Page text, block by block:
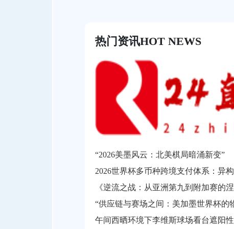
热门资讯HOT NEWS
“2026美墨风云：北美棋局暗涌新变”
《逆流之战：从亚洲第九到附加赛的涅
“供应链与赛场之间：美加墨世界杯的